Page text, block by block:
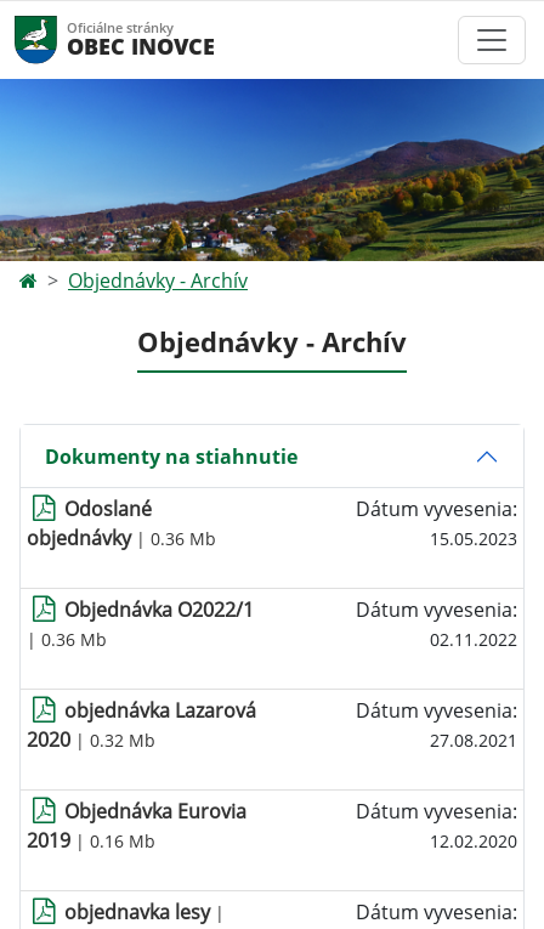
Oficiálne stránky
OBEC INOVCE
Objednávky - Archív
Objednávky - Archív
Dokumenty na stiahnutie
Odoslané
objednávky | 0.36 Mb
Dátum vyvesenia:
15.05.2023
Objednávka O2022/1
| 0.36 Mb
Dátum vyvesenia:
02.11.2022
objednávka Lazarová
2020 | 0.32 Mb
Dátum vyvesenia:
27.08.2021
Objednávka Eurovia
2019 | 0.16 Mb
Dátum vyvesenia:
12.02.2020
objednavka lesy |
Dátum vyvesenia: